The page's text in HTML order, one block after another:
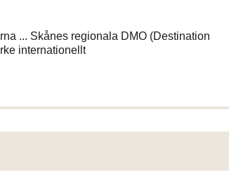
... Skånes regionala DMO (Destination
internationellt